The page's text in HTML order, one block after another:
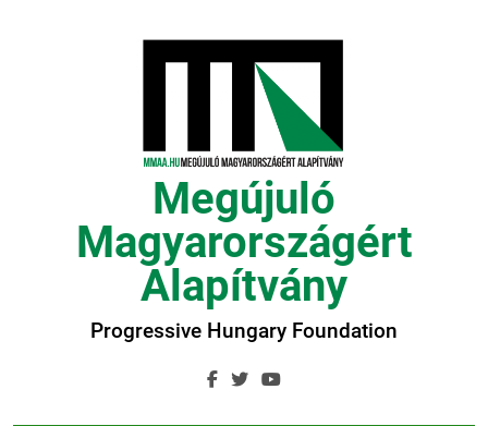
Megújuló
Magyarországért
Alapítvány
Progressive Hungary Foundation